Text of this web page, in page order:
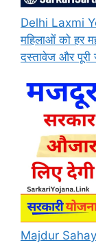
Delhi Laxmi
महिलाओं को हर
दस्तावेज और पूरी
Majdur